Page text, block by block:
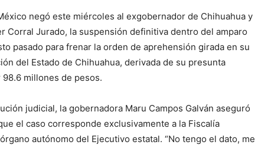
negó este miércoles al exgobernador de Chihuahua y
Corral Jurado, la suspensión definitiva dentro del amparo
pasado para frenar la orden de aprehensión girada en su
del Estado de Chihuahua, derivada de su presunta
millones de pesos.
judicial, la gobernadora Maru Campos Galván aseguró
el caso corresponde exclusivamente a la Fiscalía
autónomo del Ejecutivo estatal. “No tengo el dato, me